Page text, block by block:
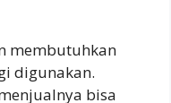
membutuhkan
digunakan.
bisa